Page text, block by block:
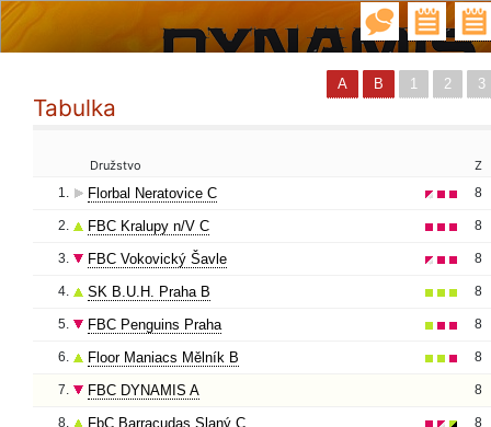
A B 1 2 3
Tabulka
Družstvo
Z
1.
Florbal Neratovice C 8
2. FBC Kralupy n/V C 8
3. FBC Vokovický Šavle 8
4. SK B.U.H. Praha B 8
5. FBC Penguins Praha 8
6. Floor Maniacs Mělník B 8
7. FBC DYNAMIS A 8
8. FbC Barracudas Slaný C 8